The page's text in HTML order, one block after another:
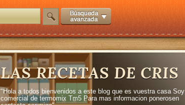
LAS RECETAS DE CRIS
"Hola a todos bienvenidos a este blog que es vuestra casa Soy
comercial de termomix Tm5 Para mas informacion ponerosen